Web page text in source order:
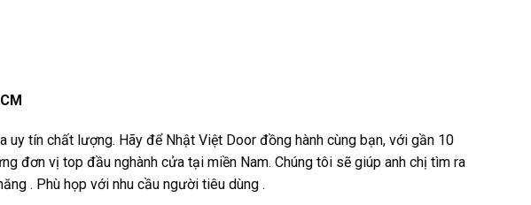
uy tín chất lượng. Hãy để Nhật Việt Door đồng hành cùng bạn, với gần 10
đơn vị top đầu nghành cửa tại miền Nam. Chúng tôi sẽ giúp anh chị tìm ra
. Phù họp với nhu cầu người tiêu dùng .